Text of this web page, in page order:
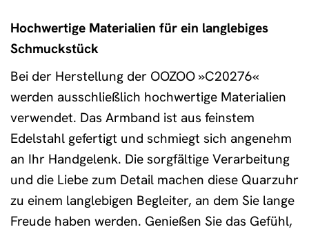
Hochwertige Materialien für ein langlebiges
Schmuckstück
Bei der Herstellung der OOZOO »C20276«
werden ausschließlich hochwertige Materialien
verwendet. Das Armband ist aus feinstem
Edelstahl gefertigt und schmiegt sich angenehm
an Ihr Handgelenk. Die sorgfältige Verarbeitung
und die Liebe zum Detail machen diese Quarzuhr
zu einem langlebigen Begleiter, an dem Sie lange
Freude haben werden. Genießen Sie das Gefühl,